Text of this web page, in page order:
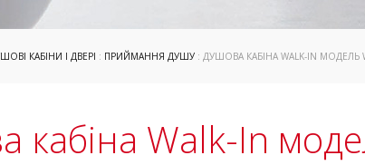
КАБІНИ І ДВЕРІ : ПРИЙМАННЯ ДУШУ : ДУШОВА КАБІНА WALK-IN МОДЕЛЬ
кабіна Walk-In